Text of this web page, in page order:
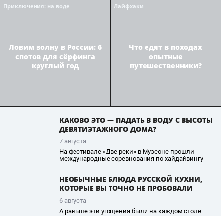
Приключения: на воде
Ловим волну в России: 6
спотов для сёрфинга
круглый год
Лайфхаки
Что едят в походах
опытные
путешественники?
КАКОВО ЭТО — ПАДАТЬ В ВОДУ С ВЫСОТЫ
ДЕВЯТИЭТАЖНОГО ДОМА?
7 августа
На фестивале «Две реки» в Музеоне прошли
международные соревнования по хайдайвингу
НЕОБЫЧНЫЕ БЛЮДА РУССКОЙ КУХНИ,
КОТОРЫЕ ВЫ ТОЧНО НЕ ПРОБОВАЛИ
6 августа
А раньше эти угощения были на каждом столе